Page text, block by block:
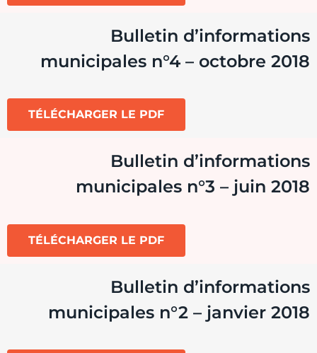
Bulletin d’informations
municipales n°4 – octobre 2018
TÉLÉCHARGER LE PDF
Bulletin d’informations
municipales n°3 – juin 2018
TÉLÉCHARGER LE PDF
Bulletin d’informations
municipales n°2 – janvier 2018